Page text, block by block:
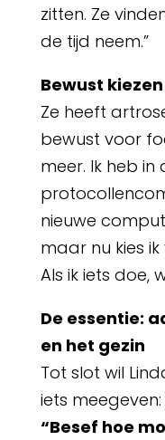
zitten. Ze
de tijd neem.”
Bewust
Ze heeft
bewust voor
meer. Ik heb in
nieuwe
maar nu kies
Als ik iets doe,
De essentie:
en het gezin
Tot slot wil
iets meegeven:
“Besef hoe